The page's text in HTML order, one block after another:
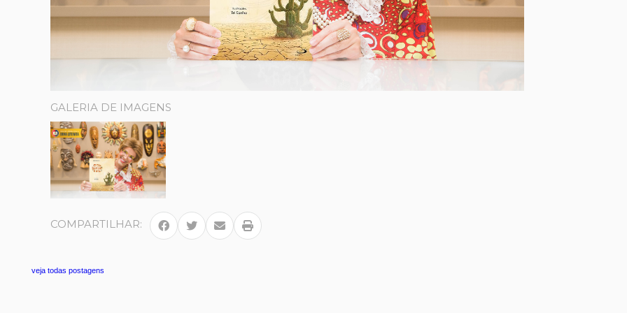
GALERIA DE IMAGENS
COMPARTILHAR:
veja todas postagens